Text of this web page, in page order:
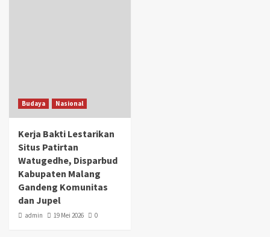
Budaya Nasional
Kerja Bakti Lestarikan
Situs Patirtan
Watugedhe, Disparbud
Kabupaten Malang
Gandeng Komunitas
dan Jupel
admin 19 Mei 2026 0